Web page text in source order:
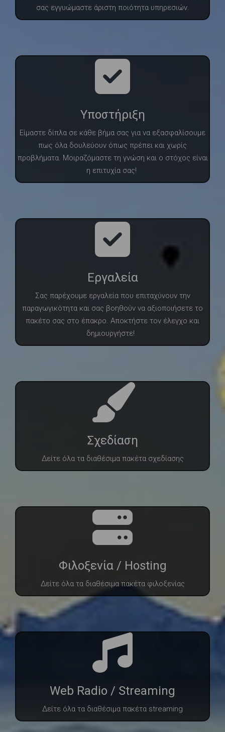
σας εγγυώμαστε άριστη ποιότητα υπηρεσιών.
Υποστήριξη
Είμαστε δίπλα σε κάθε βήμα σας για να εξασφαλίσουμε
πως όλα δουλεύουν όπως πρέπει και χωρίς
προβλήματα. Μοιραζόμαστε τη γνώση και ο στόχος είναι
η επιτυχία σας!
Εργαλεία
Σας παρέχουμε εργαλεία που επιταχύνουν την
παραγωγικότητα και σας βοηθούν να αξιοποιήσετε το
πακέτο σας στο έπακρο. Αποκτήστε τον έλεγχο και
δημιουργήστε!
Σχεδίαση
Δείτε όλα τα διαθέσιμα πακέτα σχεδίασης
Φιλοξενία / Hosting
Δείτε όλα τα διαθέσιμα πακέτα φιλοξενίας
Web Radio / Streaming
Δείτε όλα τα διαθέσιμα πακέτα streaming